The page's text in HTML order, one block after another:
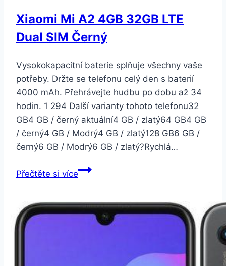
červený
(22369)
Xiaomi Mi A2 4GB 32GB LTE
Dual SIM Černý
Vysokokapacitní baterie splňuje všechny vaše
potřeby. Držte se telefonu celý den s baterií
4000 mAh. Přehrávejte hudbu po dobu až 34
hodin. 1 294 Další varianty tohoto telefonu32
GB4 GB / černý aktuální4 GB / zlatý64 GB4 GB
/ černý4 GB / Modrý4 GB / zlatý128 GB6 GB /
černý6 GB / Modrý6 GB / zlatý?Rychlá…
Přečtěte si víceXiaomi
4GB
32GB